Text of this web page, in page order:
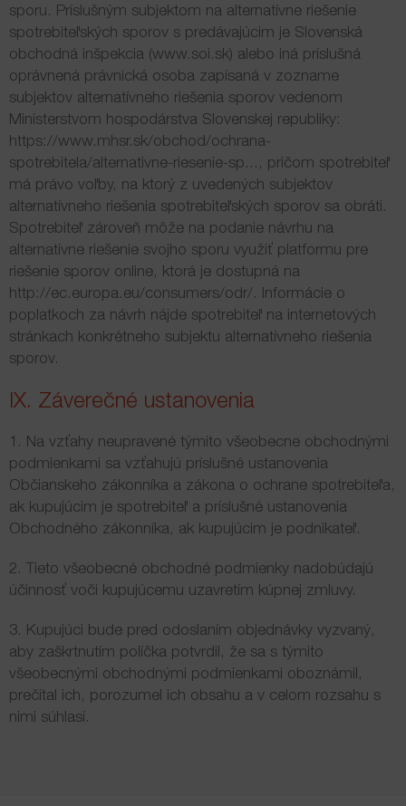
sporu. Príslušným subjektom na alternatívne riešenie
spotrebiteľských sporov s predávajúcim je Slovenská
obchodná inšpekcia (www.soi.sk) alebo iná príslušná
oprávnená právnická osoba zapísaná v zozname
subjektov alternatívneho riešenia sporov vedenom
Ministerstvom hospodárstva Slovenskej republiky:
https://www.mhsr.sk/obchod/ochrana-
spotrebitela/alternativne-riesenie-sp... , pričom spotrebiteľ
má právo voľby, na ktorý z uvedených subjektov
alternatívneho riešenia spotrebiteľských sporov sa obráti.
Spotrebiteľ zároveň môže na podanie návrhu na
alternatívne riešenie svojho sporu využiť platformu pre
riešenie sporov online, ktorá je dostupná na
http://ec.europa.eu/consumers/odr/. Informácie o
poplatkoch za návrh nájde spotrebiteľ na internetových
stránkach konkrétneho subjektu alternatívneho riešenia
sporov.
IX. Záverečné ustanovenia
1. Na vzťahy neupravené týmito všeobecne obchodnými
podmienkami sa vzťahujú príslušné ustanovenia
Občianskeho zákonníka a zákona o ochrane spotrebiteľa,
ak kupujúcim je spotrebiteľ a príslušné ustanovenia
Obchodného zákonníka, ak kupujúcim je podnikateľ.
2. Tieto všeobecné obchodné podmienky nadobúdajú
účinnosť voči kupujúcemu uzavretím kúpnej zmluvy.
3. Kupujúci bude pred odoslaním objednávky vyzvaný,
aby zaškrtnutím políčka potvrdil, že sa s týmito
všeobecnými obchodnými podmienkami oboznámil,
prečítal ich, porozumel ich obsahu a v celom rozsahu s
nimi súhlasí.